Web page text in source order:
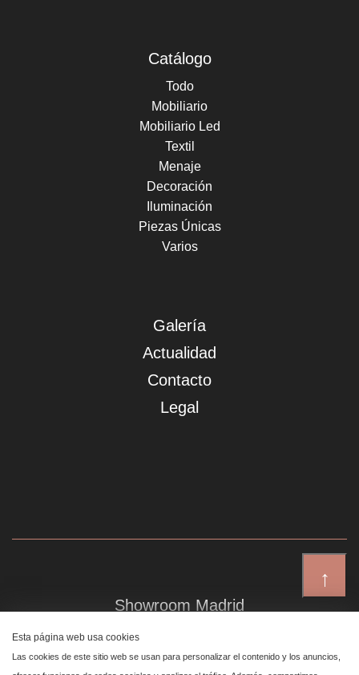
↑
Catálogo
Todo
Mobiliario
Mobiliario Led
Textil
Menaje
Decoración
Iluminación
Piezas Únicas
Varios
Galería
Actualidad
Contacto
Legal
Showroom Madrid
Plaza de Canalejas 6, 4 izq
Centro, 28014 Madrid
Esta página web usa cookies
Las cookies de este sitio web se usan para personalizar el contenido y los anuncios,